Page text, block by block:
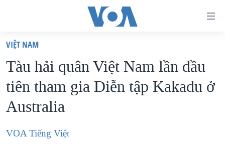
truy
cập
Tới
nội
chính
VIỆT NAM
HOA KỲ
BIỂN ĐÔNG
THẾ GIỚI
VIỆT NAM
Tàu hải quân Việt Nam lần đầu
tiên tham gia Diễn tập Kakadu ở
Australia
VOA Tiếng Việt